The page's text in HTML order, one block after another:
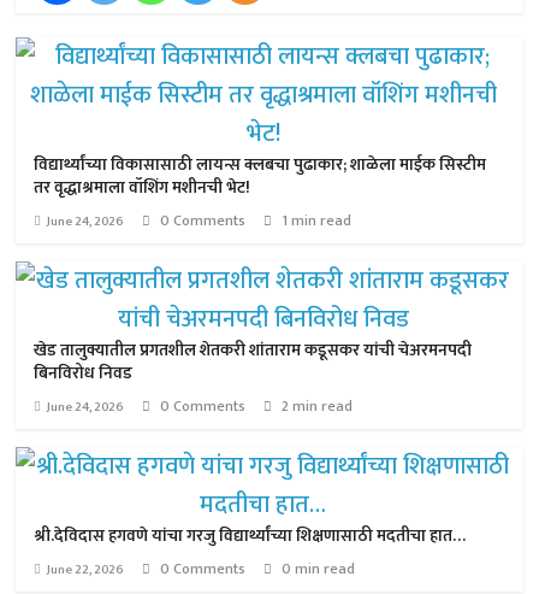
विद्यार्थ्यांच्या विकासासाठी लायन्स क्लबचा पुढाकार; शाळेला माईक सिस्टीम
तर वृद्धाश्रमाला वॉशिंग मशीनची भेट!
June 24, 2026 0 Comments 1 min read
खेड तालुक्यातील प्रगतशील शेतकरी शांताराम कडूसकर यांची चेअरमनपदी
बिनविरोध निवड
June 24, 2026 0 Comments 2 min read
श्री.देविदास हगवणे यांचा गरजु विद्यार्थ्यांच्या शिक्षणासाठी मदतीचा हात…
June 22, 2026 0 Comments 0 min read